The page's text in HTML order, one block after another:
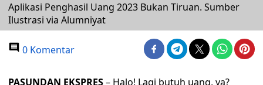
Aplikasi Penghasil Uang 2023 Bukan Tiruan. Sumber
Ilustrasi via Alumniyat
0 Komentar
PASUNDAN EKSPRES– Halo! Lagi butuh uang, ya?